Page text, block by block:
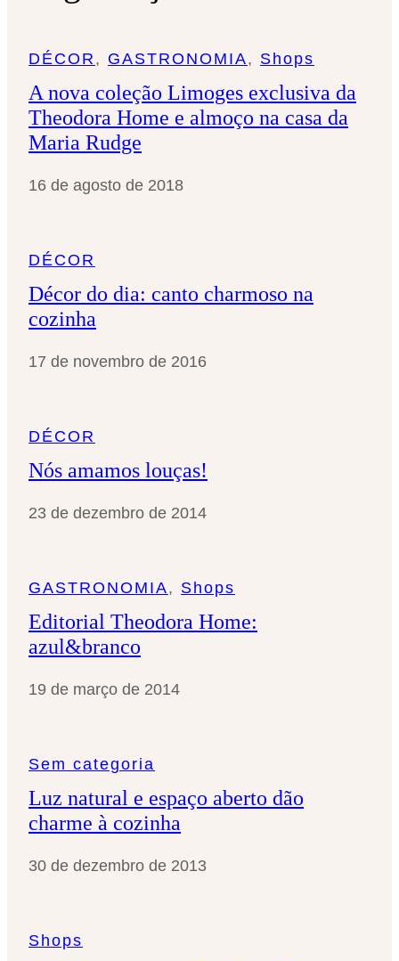
r
DÉCOR , GASTRONOMIA, Shops
A nova coleção Limoges exclusiva da
Theodora Home e almoço na casa da
Maria Rudge
16 de agosto de 2018
DÉCOR
Décor do dia: canto charmoso na
cozinha
17 de novembro de 2016
DÉCOR
Nós amamos louças!
23 de dezembro de 2014
GASTRONOMIA, Shops
Editorial Theodora Home:
azul&branco
19 de março de 2014
Sem categoria
Luz natural e espaço aberto dão
charme à cozinha
30 de dezembro de 2013
Shops